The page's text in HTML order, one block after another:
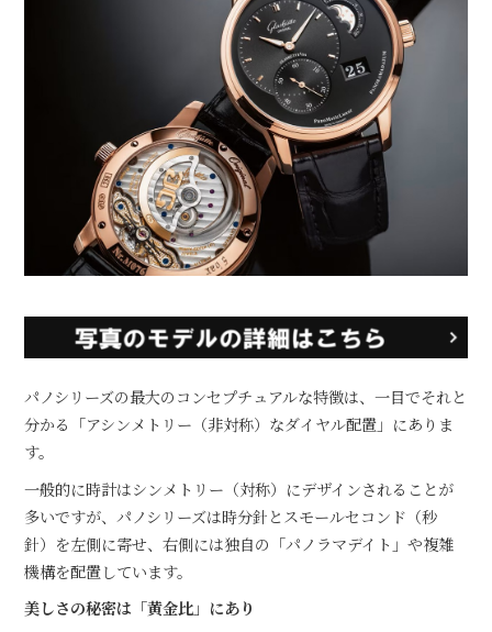
パノシリーズの最大のコンセプチュアルな特徴は、一目でそれと
分かる「アシンメトリー（非対称）なダイヤル配置」にありま
す。
一般的に時計はシンメトリー（対称）にデザインされることが
多いですが、パノシリーズは時分針とスモールセコンド（秒
針）を左側に寄せ、右側には独自の「パノラマデイト」や複雑
機構を配置しています。
美しさの秘密は「黄金比」にあり